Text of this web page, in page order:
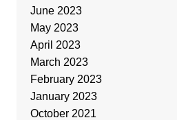
June 2023
May 2023
April 2023
March 2023
February 2023
January 2023
October 2021